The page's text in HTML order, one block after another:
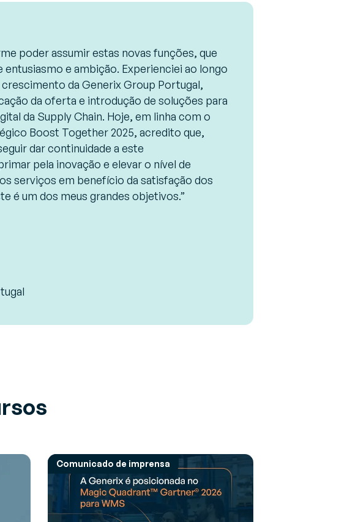
poder assumir estas novas funções, que
entusiasmo e ambição. Experienciei ao longo
da Generix Group Portugal,
da oferta e introdução de soluções para
da Supply Chain. Hoje, em linha com o
Boost Together 2025, acredito que,
dar continuidade a este
pela inovação e elevar o nível de
serviços em benefício da satisfação dos
é um dos meus grandes objetivos.”
Comunicado de imprensa